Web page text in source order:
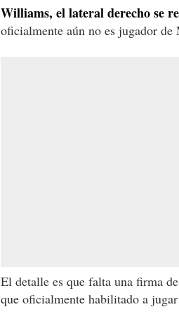
Williams, el lateral derecho se
oficialmente aún no es jugador de
El detalle es que falta una firma
que oficialmente habilitado a